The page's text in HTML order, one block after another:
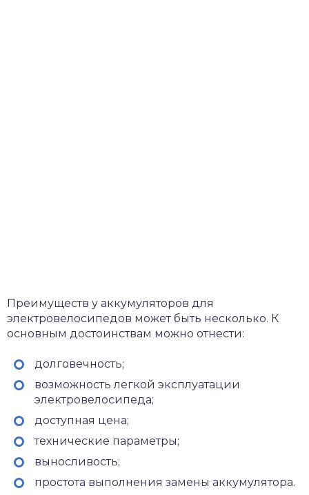
Преимуществ у аккумуляторов для
электровелосипедов может быть несколько. К
основным достоинствам можно отнести:
долговечность;
возможность легкой эксплуатации
электровелосипеда;
доступная цена;
технические параметры;
выносливость;
простота выполнения замены аккумулятора.